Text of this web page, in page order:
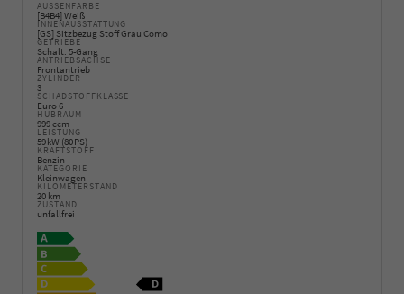
AUSSENFARBE
[B4B4] Weiß
INNENAUSSTATTUNG
[GS] Sitzbezug Stoff Grau Como
GETRIEBE
Schalt. 5-Gang
ANTRIEBSACHSE
Frontantrieb
ZYLINDER
3
SCHADSTOFFKLASSE
Euro 6
HUBRAUM
999 ccm
LEISTUNG
59 kW (80 PS)
KRAFTSTOFF
Benzin
KATEGORIE
Kleinwagen
KILOMETERSTAND
20 km
ZUSTAND
unfallfrei